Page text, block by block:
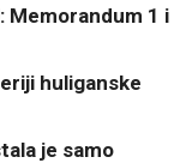
Memorandum 1 i
huliganske
je samo